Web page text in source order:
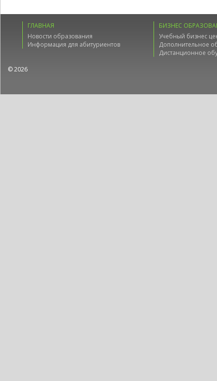
ГЛАВНАЯ
Новости образования
Информация для абитуриентов
БИЗНЕС
Учебный бизнес
Дополнительное
Дистанционное
© 2026